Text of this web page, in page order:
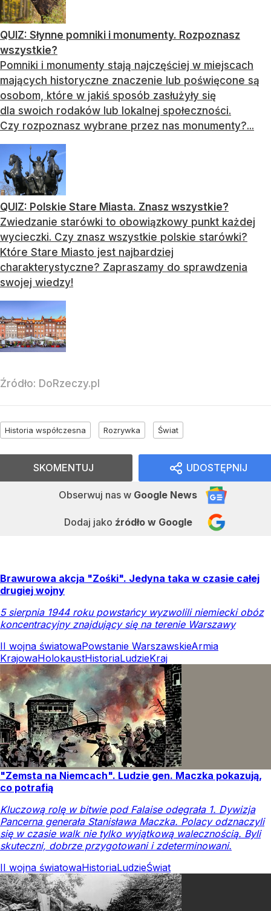
QUIZ: Słynne pomniki i monumenty. Rozpoznasz
wszystkie?
Pomniki i monumenty stają najczęściej w miejscach
mających historyczne znaczenie lub poświęcone są
osobom, które w jakiś sposób zasłużyły się
dla swoich rodaków lub lokalnej społeczności.
Czy rozpoznasz wybrane przez nas monumenty?...
QUIZ: Polskie Stare Miasta. Znasz wszystkie?
Zwiedzanie starówki to obowiązkowy punkt każdej
wycieczki. Czy znasz wszystkie polskie starówki?
Które Stare Miasto jest najbardziej
charakterystyczne? Zapraszamy do sprawdzenia
swojej wiedzy!
Źródło: DoRzeczy.pl
Historia współczesna Rozrywka Świat
UDOSTĘPNIJ
Obserwuj nas w Google News
Dodaj jako źródło w Google
SKOMENTUJ
Brawurowa akcja "Zośki". Jedyna taka w czasie całej
drugiej wojny
5 sierpnia 1944 roku powstańcy wyzwolili niemiecki obóz
koncentracyjny znajdujący się na terenie Warszawy
II wojna światowaPowstanie WarszawskieArmia
KrajowaHolokaustHistoriaLudzieKraj
"Zemsta na Niemcach". Ludzie gen. Maczka pokazują,
co potrafią
Kluczową rolę w bitwie pod Falaise odegrała 1. Dywizja
Pancerna generała Stanisława Maczka. Polacy odznaczyli
się w czasie walk nie tylko wyjątkową walecznością. Byli
skuteczni, dobrze przygotowani i zdeterminowani.
II wojna światowaHistoriaLudzieŚwiat